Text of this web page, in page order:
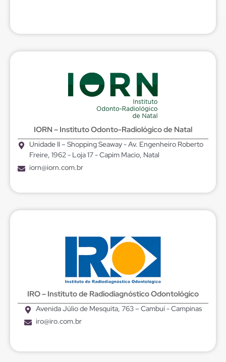
IORN – Instituto Odonto-Radiológico de Natal
Unidade II – Shopping Seaway - Av. Engenheiro Roberto
Freire, 1962 - Loja 17 - Capim Macio, Natal
iorn@iorn.com.br
IRO – Instituto de Radiodiagnóstico Odontológico
Avenida Júlio de Mesquita, 763 – Cambuí - Campinas
iro@iro.com.br